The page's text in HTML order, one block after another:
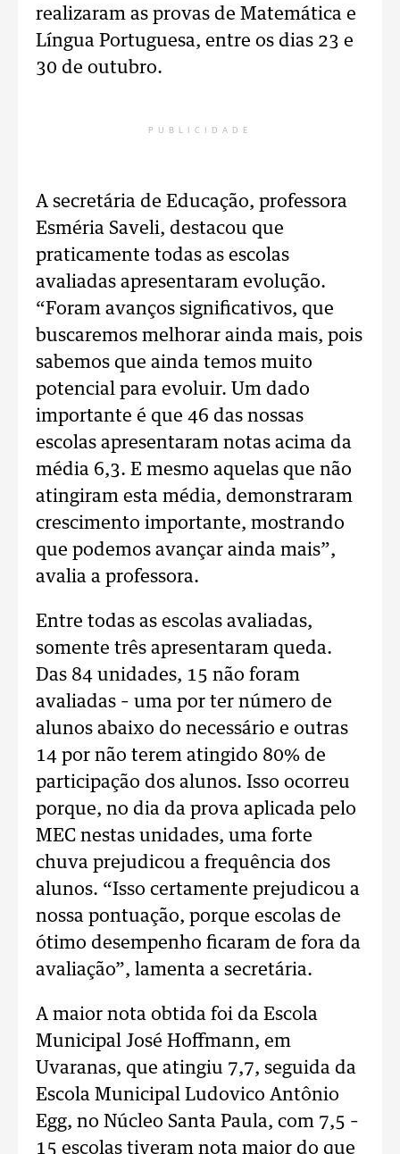
realizaram as provas de Matemática e
Língua Portuguesa, entre os dias 23 e
30 de outubro.
PUBLICIDADE
A secretária de Educação, professora
Esméria Saveli, destacou que
praticamente todas as escolas
avaliadas apresentaram evolução.
“Foram avanços significativos, que
buscaremos melhorar ainda mais, pois
sabemos que ainda temos muito
potencial para evoluir. Um dado
importante é que 46 das nossas
escolas apresentaram notas acima da
média 6,3. E mesmo aquelas que não
atingiram esta média, demonstraram
crescimento importante, mostrando
que podemos avançar ainda mais”,
avalia a professora.
Entre todas as escolas avaliadas,
somente três apresentaram queda.
Das 84 unidades, 15 não foram
avaliadas – uma por ter número de
alunos abaixo do necessário e outras
14 por não terem atingido 80% de
participação dos alunos. Isso ocorreu
porque, no dia da prova aplicada pelo
MEC nestas unidades, uma forte
chuva prejudicou a frequência dos
alunos. “Isso certamente prejudicou a
nossa pontuação, porque escolas de
ótimo desempenho ficaram de fora da
avaliação”, lamenta a secretária.
A maior nota obtida foi da Escola
Municipal José Hoffmann, em
Uvaranas, que atingiu 7,7, seguida da
Escola Municipal Ludovico Antônio
Egg, no Núcleo Santa Paula, com 7,5 –
15 escolas tiveram nota maior do que